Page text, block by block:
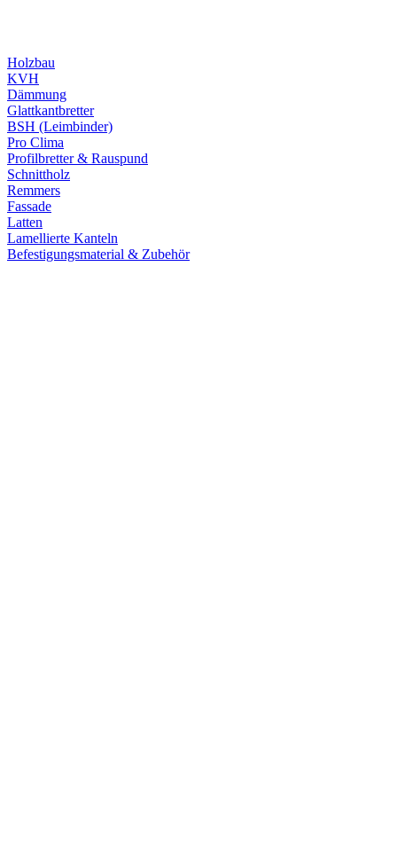
Holzbau
KVH
Dämmung
Glattkantbretter
BSH (Leimbinder)
Pro Clima
Profilbretter & Rauspund
Schnittholz
Remmers
Fassade
Latten
Lamellierte Kanteln
Befestigungsmaterial & Zubehör